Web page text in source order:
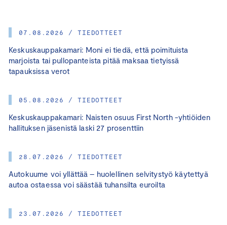
07.08.2026 / TIEDOTTEET
Keskuskauppakamari: Moni ei tiedä, että poimituista
marjoista tai pullopanteista pitää maksaa tietyissä
tapauksissa verot
05.08.2026 / TIEDOTTEET
Keskuskauppakamari: Naisten osuus First North -yhtiöiden
hallituksen jäsenistä laski 27 prosenttiin
28.07.2026 / TIEDOTTEET
Autokuume voi yllättää – huolellinen selvitystyö käytettyä
autoa ostaessa voi säästää tuhansilta euroilta
23.07.2026 / TIEDOTTEET